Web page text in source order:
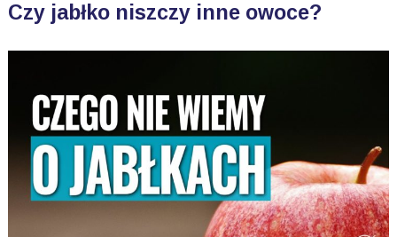
Czy jabłko niszczy inne owoce?